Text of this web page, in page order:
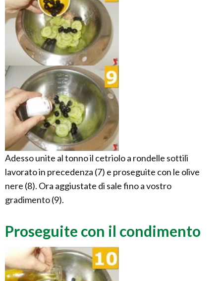
Adesso unite al tonno il cetriolo a rondelle sottili
lavorato in precedenza (7) e proseguite con le olive
nere (8). Ora aggiustate di sale fino a vostro
gradimento (9).
Proseguite con il condimento